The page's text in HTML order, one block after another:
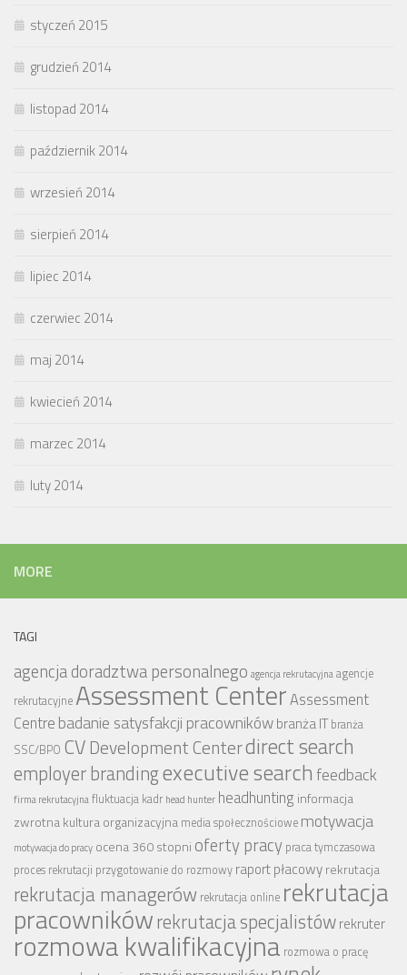
styczeń 2015
grudzień 2014
listopad 2014
październik 2014
wrzesień 2014
sierpień 2014
lipiec 2014
czerwiec 2014
maj 2014
kwiecień 2014
marzec 2014
luty 2014
MORE
TAGI
agencja doradztwa personalnego agencja rekrutacyjnaagencje
rekrutacyjne Assessment CenterAssessment
Centre badanie satysfakcji pracownikówbranża IT branża
SSC/BPO CV Development Centerdirect search
employer brandingexecutive searchfeedback
firma rekrutacyjnafluktuacja kadr head hunter headhunting informacja
zwrotnakultura organizacyjna media społecznościowe motywacja
motywacja do pracy ocena 360 stopni oferty pracy praca tymczasowa
proces rekrutacji przygotowanie do rozmowy raport płacowyrekrutacja
rekrutacja managerów rekrutacja online rekrutacja
pracownikówrekrutacja specjalistówrekruter
rozmowa kwalifikacyjna rozmowa o pracę